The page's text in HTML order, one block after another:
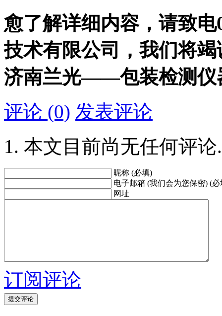
愈了解详细内容，请致电
技术有限公司，我们将
济南兰光——包装检测仪
评论 (0) 发表评论
本文目前尚无任何评论.
昵称 (必填)
电子邮箱 (我们会为您保密) (必
网址
订阅评论